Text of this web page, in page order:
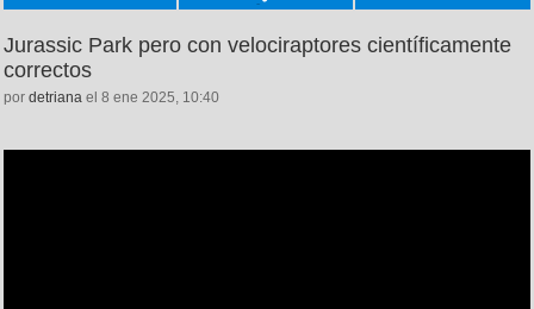
Jurassic Park pero con velociraptores científicamente
correctos
por detriana el 8 ene 2025, 10:40